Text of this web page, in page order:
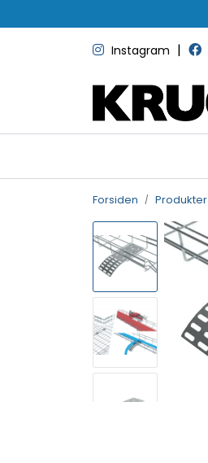
Instagram |
Forsiden Produkter